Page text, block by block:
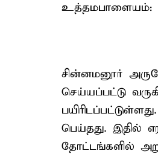
உத்தமபாளையம்:
சின்னமனூர்
செய்யப்பட்டு
பெய்தது. இதில்
தோட்டங்களில்